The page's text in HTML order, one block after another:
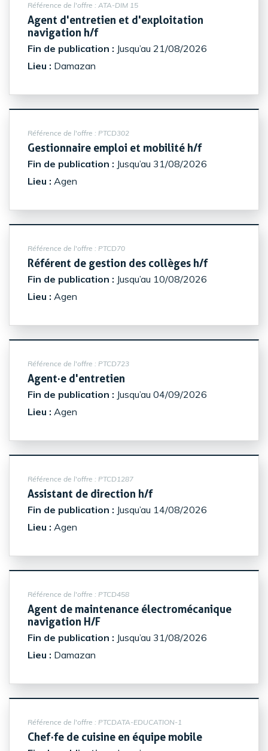
Référence de l'offre : ATA-DIM 15
Agent d'entretien et d'exploitation
navigation h/f(Nouvelle fenêtre)
Fin de publication : Jusqu’au 21/08/2026
Lieu : Damazan
Référence de l'offre : PTCD302
Gestionnaire emploi et mobilité h/f(Nouvelle
Fin de publication : Jusqu’au 31/08/2026
Lieu : Agen
Référence de l'offre : PTCD70
Référent de gestion des collèges h/f(Nouvelle
Fin de publication : Jusqu’au 10/08/2026
Lieu : Agen
Référence de l'offre : PTCD723
Agent·e d'entretien
Fin de publication : Jusqu’au 04/09/2026
Lieu : Agen
Référence de l'offre : PTCD1287
Assistant de direction h/f(Nouvelle fenêtre)
Fin de publication : Jusqu’au 14/08/2026
Lieu : Agen
Référence de l'offre : PTCD458
Agent de maintenance électromécanique
navigation H/F(Nouvelle fenêtre)
Fin de publication : Jusqu’au 31/08/2026
Lieu : Damazan
Référence de l'offre : PTCDATA-EDUCATION-1
Chef·fe de cuisine en équipe mobile(Nouvelle